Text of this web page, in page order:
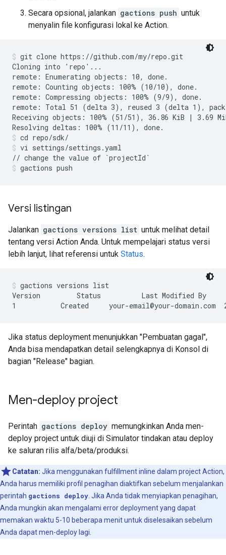
Secara opsional, jalankan gactions push untuk
menyalin file konfigurasi lokal ke Action.
git clone https://github.com/my/repo.git
Cloning into 'repo'...
remote: Enumerating objects: 10, done.
remote: Counting objects: 100% (10/10), done.
remote: Compressing objects: 100% (9/9), done.
remote: Total 51 (delta 3), reused 3 (delta 1),
Receiving objects: 100% (51/51), 36.86 KiB | 3.69
cd repo/sdk/
vi settings/settings.yaml
gactions push
Versi listingan
Jalankan gactions versions list untuk melihat detail
tentang versi Action Anda. Untuk mempelajari status versi
lebih lanjut, lihat referensi untuk Status.
gactions versions list
Version         Status          Last Modified By
Jika status deployment menunjukkan "Pembuatan gagal",
Anda bisa mendapatkan detail selengkapnya di Konsol di
bagian "Release" bagian.
Men-deploy project
Perintah gactions deploy memungkinkan Anda men-
deploy project untuk diuji di Simulator tindakan atau deploy
ke saluran rilis alfa/beta/produksi.
Catatan: Jika menggunakan fulfillment inline dalam project Action,
Anda harus memiliki profil penagihan diaktifkan sebelum menjalankan
perintah gactions deploy . Jika Anda tidak menyiapkan penagihan,
Anda mungkin akan mengalami error deployment yang dapat
memakan waktu 5-10 beberapa menit untuk diselesaikan sebelum
Anda dapat men-deploy lagi.